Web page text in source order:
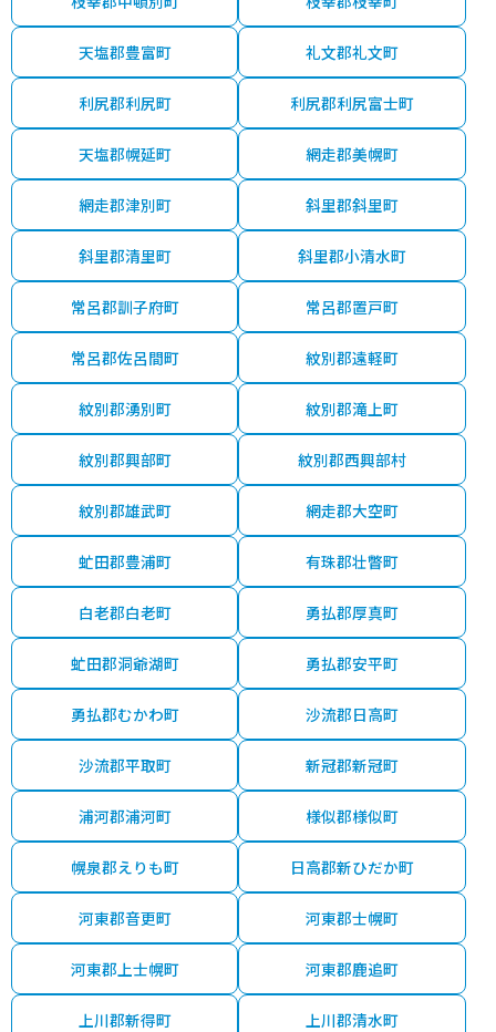
天塩郡豊富町 礼文郡礼文町
利尻郡利尻町 利尻郡利尻富士町
天塩郡幌延町 網走郡美幌町
網走郡津別町 斜里郡斜里町
斜里郡清里町 斜里郡小清水町
常呂郡訓子府町 常呂郡置戸町
常呂郡佐呂間町 紋別郡遠軽町
紋別郡湧別町 紋別郡滝上町
紋別郡興部町 紋別郡西興部村
紋別郡雄武町 網走郡大空町
虻田郡豊浦町 有珠郡壮瞥町
白老郡白老町 勇払郡厚真町
虻田郡洞爺湖町 勇払郡安平町
勇払郡むかわ町 沙流郡日高町
沙流郡平取町 新冠郡新冠町
浦河郡浦河町 様似郡様似町
幌泉郡えりも町 日高郡新ひだか町
河東郡音更町 河東郡士幌町
河東郡上士幌町 河東郡鹿追町
上川郡新得町 上川郡清水町